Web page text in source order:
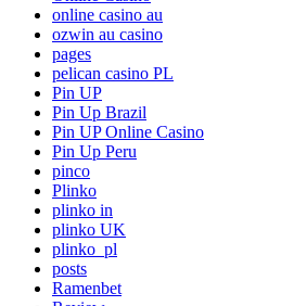
online casino au
ozwin au casino
pages
pelican casino PL
Pin UP
Pin Up Brazil
Pin UP Online Casino
Pin Up Peru
pinco
Plinko
plinko in
plinko UK
plinko_pl
posts
Ramenbet